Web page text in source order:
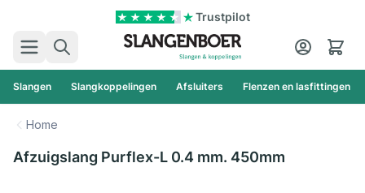
Trustpilot
Zoek
Cart
Slangen Slangkoppelingen Afsluiters Flenzen en lasfittingen
Home
Afzuigslang Purflex-L 0.4 mm. 450mm